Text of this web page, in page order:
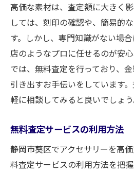
K18製品の特徴と高額
金の純度確認が重要な
買取店が注目するデザ
持ち込み前の準備で価
リングとネックレスを静岡
るべきポイント
静岡市葵区での販売経
買取店に行く前に確認
リングサイズとネック
高価な素材は、査定額に大きく
しては、刻印の確認や、簡易的
す。しかし、専門知識がない場
店のようなプロに任せるのが安
では、無料査定を行っており、
引き出すお手伝いをしています
軽に相談してみると良いでしょう
無料査定サービスの利用方法
静岡市葵区でアクセサリーを高
料査定サービスの利用方法を把